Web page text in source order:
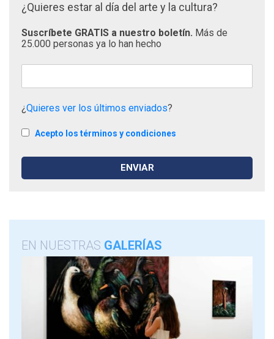
¿Quieres estar al día del arte y la cultura?
Suscríbete GRATIS a nuestro boletín. Más de
25.000 personas ya lo han hecho
¿Quieres ver los últimos enviados?
Acepto los términos y condiciones
EN NUESTRAS GALERÍAS